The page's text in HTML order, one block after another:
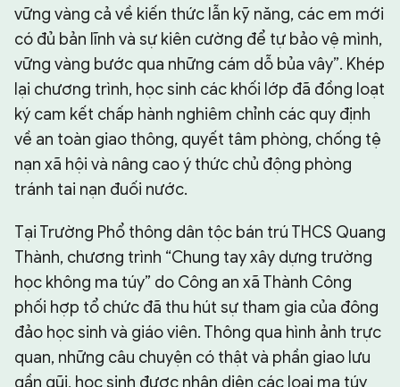
vững vàng cả về kiến thức lẫn kỹ năng, các em mới
có đủ bản lĩnh và sự kiên cường để tự bảo vệ mình,
vững vàng bước qua những cám dỗ bủa vây”. Khép
lại chương trình, học sinh các khối lớp đã đồng loạt
ký cam kết chấp hành nghiêm chỉnh các quy định
về an toàn giao thông, quyết tâm phòng, chống tệ
nạn xã hội và nâng cao ý thức chủ động phòng
tránh tai nạn đuối nước.
Tại Trường Phổ thông dân tộc bán trú THCS Quang
Thành, chương trình “Chung tay xây dựng trường
học không ma túy” do Công an xã Thành Công
phối hợp tổ chức đã thu hút sự tham gia của đông
đảo học sinh và giáo viên. Thông qua hình ảnh trực
quan, những câu chuyện có thật và phần giao lưu
gần gũi, học sinh được nhận diện các loại ma túy